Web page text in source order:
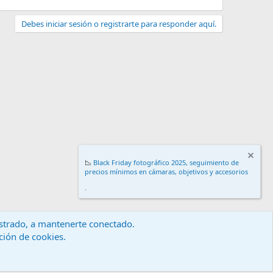
Debes iniciar sesión o registrarte para responder aquí.
y reglas
📉 Black Friday fotográfico 2025, seguimiento de
precios mínimos en cámaras, objetivos y accesorios
.
a mantenerte conectado.
de cookies.